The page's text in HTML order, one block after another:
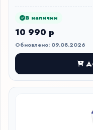
В наличии
10 990 р
Обновлено: 09.08.2026